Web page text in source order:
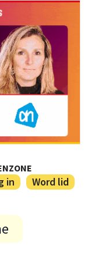
in Word lid